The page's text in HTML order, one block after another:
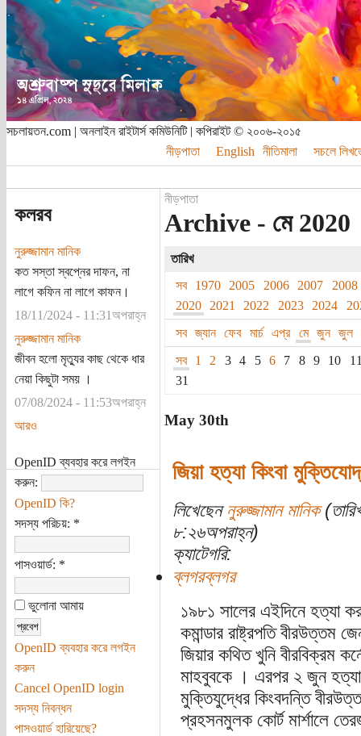
সচলায়তন.com | অনলাইন রাইটার্স কমিউনিটি | কপিরাইট © ২০০৬-২০১৫
নীড়পাতা
English নীতিমালা সচলে
কলরব
নুরুজ্জামান মানিক
কত সস্তা স্বপ্নের দাফন, না
লাগে কফিন না লাগে কাফন।
18/11/2024 - 11:31অপরাহ্ন
নুরুজ্জামান মানিক
জীবন হলো মৃত্যুর কাছ থেকে ধার
নেয়া কিছুটা সময় ।
07/08/2024 - 11:53অপরাহ্ন
আরও
OpenID ব্যবহার করে লগইন
করুন:
OpenID কি?
সদস্য পরিচয়: *
পাসওয়ার্ড: *
ভুলোনা আমায়
OpenID ব্যবহার করে লগইন
করুন
Cancel OpenID login
সদস্য নিবন্ধন
পাসওয়ার্ড হারিয়েছে?
নীড়পাতা
Archive - মে 2020
তারিখ
সব
1970 2005 2006 2007
2008
2020
2021 2022 2023 2024
সব
জ্যান ফেব মার্চ এপ্র মে জুন
জুল
সব
1 2 3 4 5 6 7 8 9 10
31
May 30th
জিয়া হত্যা কিংবা
লিখেছেন নুরুজ্জামান মানিক
৮:২৬অপরাহ্ন)
ক্যাটেগরি:
ব্লগরব্লগর
১৯৮১ সালের এইদিনে হত্যা
কমান্ডার রাষ্ট্রপতি
জিয়ার কথিত খুনি বীরবিক্রম
মাহবুবকে । এরপর ২ জুন হত্যা
মুক্তিযুদ্ধের কিংবদন্তি
প্রহসনমুলক কোর্ট মার্শালে